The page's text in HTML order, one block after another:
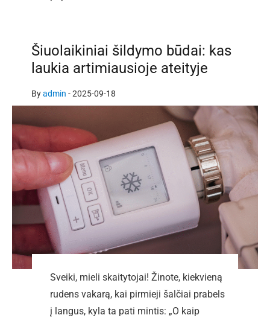
Šiuolaikiniai šildymo būdai: kas
laukia artimiausioje ateityje
Byadmin -2025-09-18
Sveiki, mieli skaitytojai! Žinote, kiekvieną
rudens vakarą, kai pirmieji šalčiai prabels
į langus, kyla ta pati mintis: „O kaip